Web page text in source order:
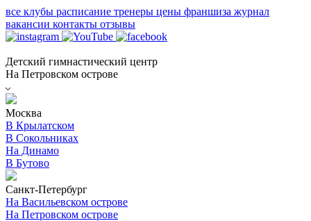
все клубы расписание тренеры цены франшиза журнал
вакансии контакты отзывы
Детский гимнастический центр
На Петровском острове
Москва
В Крылатском
В Сокольниках
На Динамо
В Бутово
Санкт-Петербург
На Васильевском острове
На Петровском острове